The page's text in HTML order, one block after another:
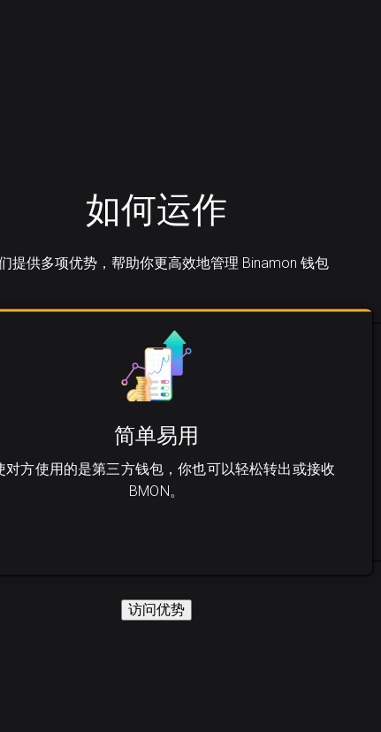
如何运作
提供多项优势，帮助你更高效地管理 Binamon 钱包
简单易用
对方使用的是第三方钱包，你也可以轻松转出或接收
BMON。
访问优势